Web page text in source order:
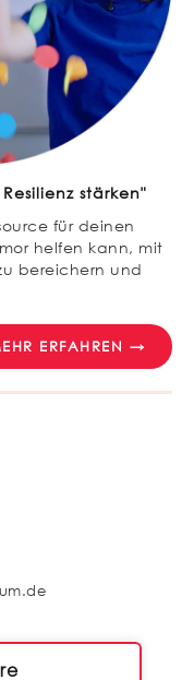
stärken"
für deinen
helfen kann, mit
bereichern und
ERFAHREN →